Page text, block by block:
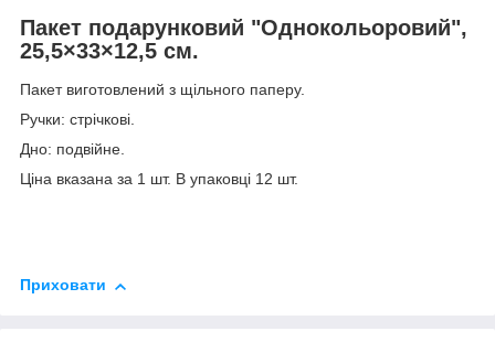
Пакет подарунковий "Однокольоровий",
25,5×33×12,5 см.
Пакет виготовлений з щільного паперу.
Ручки: стрічкові.
Дно: подвійне.
Ціна вказана за 1 шт. В упаковці 12 шт.
Приховати